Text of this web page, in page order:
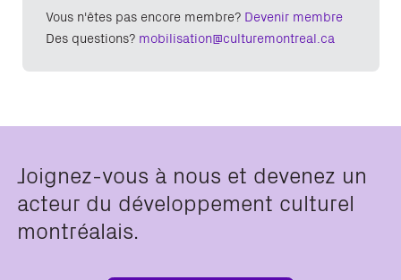
Vous n'êtes pas encore membre? Devenir membre
Des questions? mobilisation@culturemontreal.ca
Joignez-vous à nous et devenez un
acteur du développement culturel
montréalais.